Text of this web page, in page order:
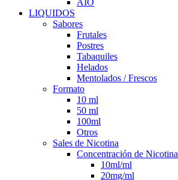
AIO
LIQUIDOS
Sabores
Frutales
Postres
Tabaquiles
Helados
Mentolados / Frescos
Formato
10 ml
50 ml
100ml
Otros
Sales de Nicotina
Concentración de Nicotina
10ml/ml
20mg/ml